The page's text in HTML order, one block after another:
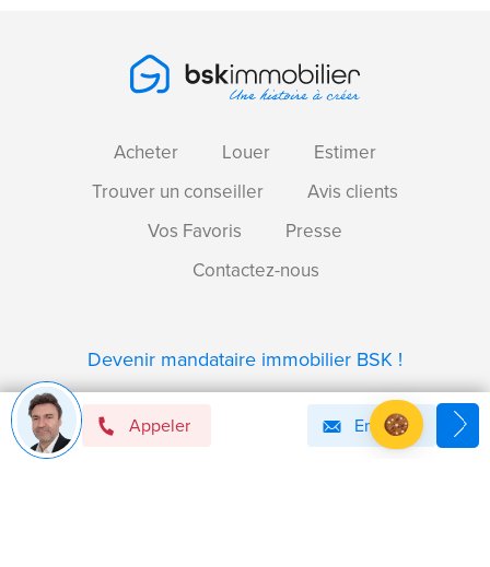
Appeler Email
Acheter Louer
Estimer
Trouver un conseiller
Avis clients
Vos Favoris
Presse
Contactez-nous
Devenir mandataire immobilier BSK !